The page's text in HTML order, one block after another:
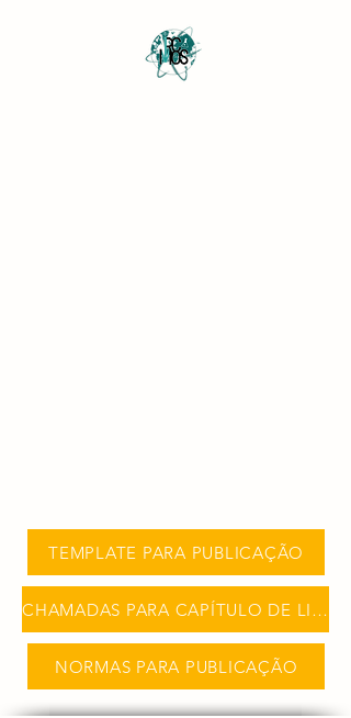
TEMPLATE PARA PUBLICAÇÃO
CHAMADAS PARA CAPÍTULO DE LIVRO
NORMAS PARA PUBLICAÇÃO